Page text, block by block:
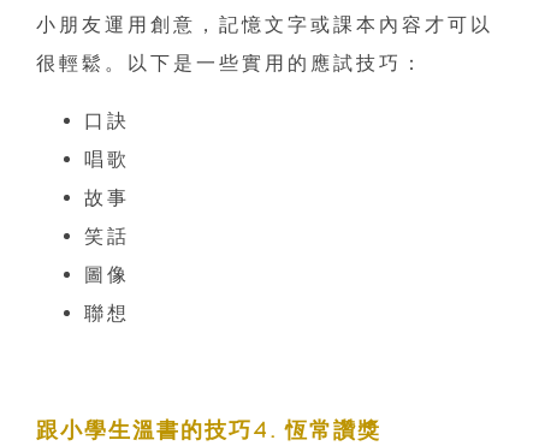
小朋友運用創意，記憶文字或課本內容才可以
很輕鬆。以下是一些實用的應試技巧：
口訣
唱歌
故事
笑話
圖像
聯想
跟小學生溫書的技巧4. 恆常讚獎